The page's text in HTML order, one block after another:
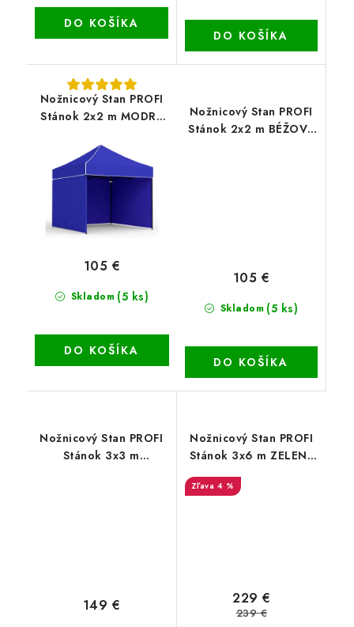
DO KOŠÍKA
DO KOŠÍKA
Nožnicový Stan PROFI
Stánok 2x2 m MODRÝ
Skladom (5 ks)
105 €
DO KOŠÍKA
Nožnicový Stan PROFI
Stánok 2x2 m BÉŽOVÝ
Skladom (5 ks)
105 €
DO KOŠÍKA
Nožnicový Stan PROFI
Stánok 3x3 m
149 €
Nožnicový Stan PROFI
Stánok 3x6 m ZELENÝ
820D
4 %
229 €
239 €